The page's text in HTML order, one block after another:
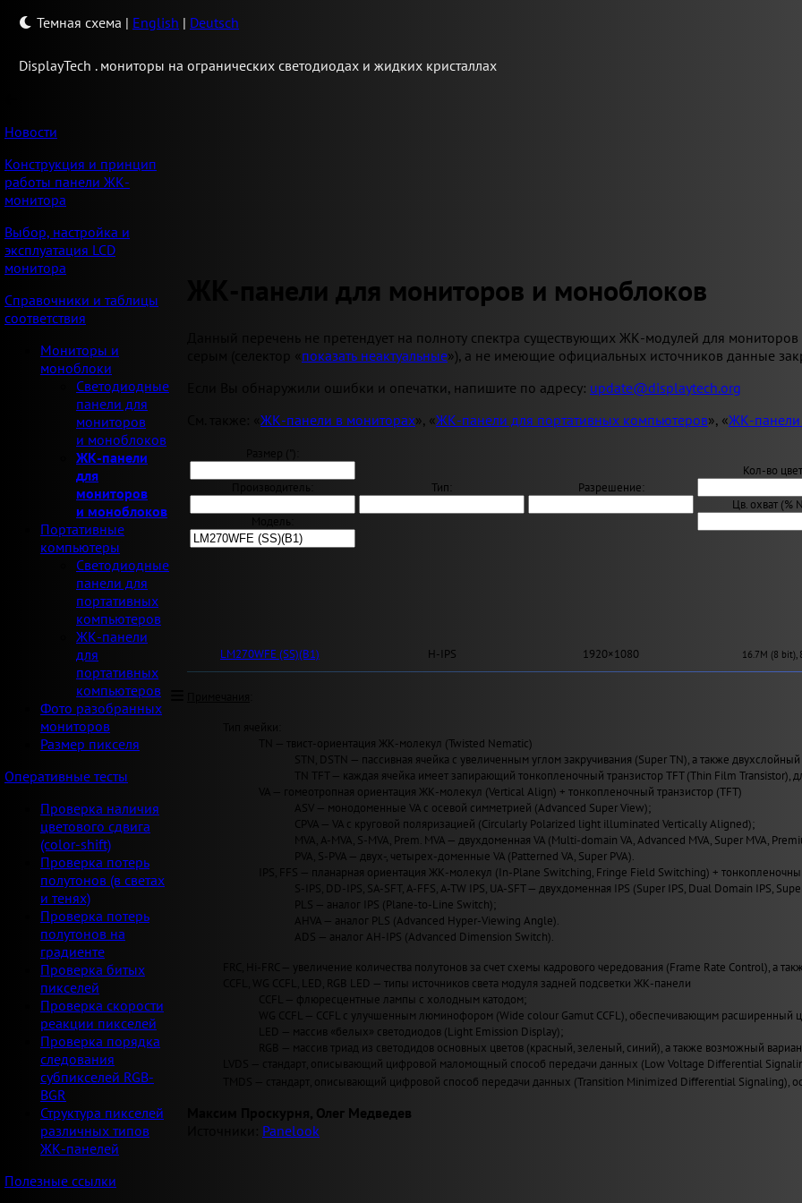
Темная схема | English | Deutsch
DisplayTech . мониторы на огранических светодиодах и жидких кристаллах
Новости
Конструкция и принцип
работы панели ЖК-
монитора
Выбор, настройка и
эксплуатация LCD
монитора
Справочники и таблицы
соответствия
Мониторы и
моноблоки
Светодиодные
панели для
мониторов
и моноблоков
ЖК-панели
для
мониторов
и моноблоков
Портативные
компьютеры
Светодиодные
панели для
портативных
компьютеров
ЖК-панели
для
портативных
компьютеров
Фото разобранных
мониторов
Размер пикселя
Оперативные тесты
Проверка наличия
цветового сдвига
(color-shift)
Проверка потерь
полутонов (в светах
и тенях)
Проверка потерь
полутонов на
градиенте
Проверка битых
пикселей
Проверка скорости
реакции пикселей
Проверка порядка
следования
субпикселей RGB-
BGR
Структура пикселей
различных типов
ЖК-панелей
Полезные ссылки
ЖК-панели для мониторов и моноблоков
Данный перечень не претендует на полноту спектра существующих ЖК-модулей для
показать неактуальные»), а не имеющие официальных источников данные
Если Вы обнаружили ошибки и опечатки, напишите по адресу: update@displaytech.org
ЖК-панели в мониторах», «ЖК-панели для портативных компьютеров», «ЖК-панели
Производитель: Тип: Разрешение:
Кол-во
Цв. охват (%
LM270WFE (SS)(B1) H-IPS 1920×1080 16.7M (8 bit),
TN — твист-ориентация ЖК-молекул (Twisted Nematic)
STN, DSTN — пассивная ячейка с увеличенным углом закручивания (Super TN), а также
TN TFT — каждая ячейка имеет запирающий тонкопленочный транзистор TFT (Thin Film
VA — гомеотропная ориентация ЖК-молекул (Vertical Align) + тонкопленочный транзистор (TFT)
ASV — монодоменные VA с осевой симметрией (Advanced Super View);
CPVA — VA с круговой поляризацией (Circularly Polarized light illuminated Vertically Aligned);
MVA, A-MVA, S-MVA, Prem. MVA — двухдоменная VA (Multi-domain VA, Advanced MVA, Super MVA,
PVA, S-PVA — двух-, четырех-доменные VA (Patterned VA, Super PVA).
IPS, FFS — планарная ориентация ЖК-молекул (In-Plane Switching, Fringe Field Switching) +
S-IPS, DD-IPS, SA-SFT, A-FFS, A-TW IPS, UA-SFT — двухдоменная IPS (Super IPS, Dual Domain IPS,
PLS — аналог IPS (Plane-to-Line Switch);
AHVA — аналог PLS (Advanced Hyper-Viewing Angle).
ADS — аналог AH-IPS (Advanced Dimension Switch).
FRC, Hi-FRC — увеличение количества полутонов за счет схемы кадрового чередования (Frame Rate Control), а
CCFL, WG CCFL, LED, RGB LED — типы источников света модуля задней подсветки ЖК-панели
CCFL — флюресцентные лампы с холодным катодом;
WG CCFL — CCFL с улучшенным люминофором (Wide сolour Gamut CCFL), обеспечивающим расширенный
LED — массив «белых» светодиодов (Light Emission Display);
RGB — массив триад из светодидов основных цветов (красный, зеленый, синий), а также возможный
LVDS — стандарт, описывающий цифровой маломощный способ передачи данных (Low Voltage Differential
TMDS — стандарт, описывающий цифровой способ передачи данных (Transition Minimized Differential Signaling),
Максим Проскурня, Олег Медведев
Panelook